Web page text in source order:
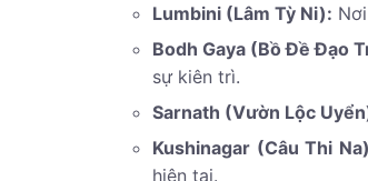
Lumbini (Lâm Tỳ Ni):
Bodh Gaya (Bồ Đề Đạo
sự kiên trì.
Sarnath (Vườn Lộc
Kushinagar (Câu Thi
hiện tại.